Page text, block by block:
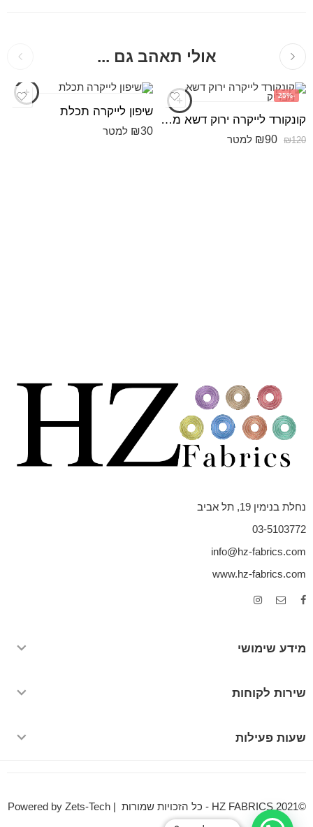
אולי תאהב גם ...
-25%
קונקורד לייקרה ירוק דשא מבריק
₪120
₪90 למטר
שיפון לייקרה תכלת
₪30 למטר
נחלת בנימין 19, תל אביב
03-5103772
info@hz-fabrics.com
www.hz-fabrics.com
מידע שימושי
שירות לקוחות
שעות פעילות
©HZ FABRICS 2021 - כל הזכויות שמורות | Powered by Zets-Tech